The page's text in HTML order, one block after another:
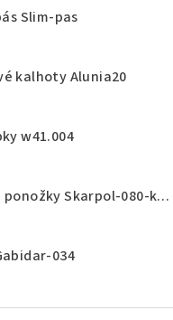
Slim-pas
kalhoty Alunia20
w41.004
Vzorované ponožky Skarpol-080-kaktus
034